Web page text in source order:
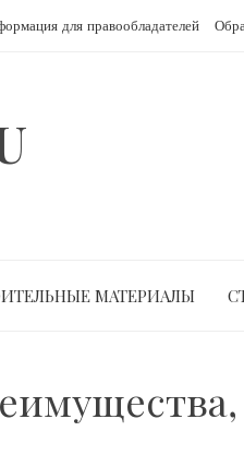
для правообладателей
МАТЕРИАЛЫ